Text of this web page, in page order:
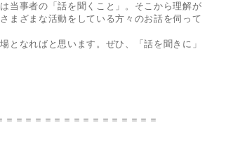
当事者の「話を聞くこと」。そこから理解が
まざまな活動をしている方々のお話を伺って
となればと思います。ぜひ、「話を聞きに」
＝＝＝＝＝＝＝＝＝＝＝＝＝＝＝